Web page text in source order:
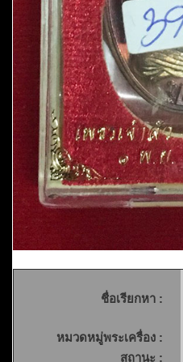
ชื่อเรียกหา :
หมวดหมู่พระเครื่อง :
สถานะ :